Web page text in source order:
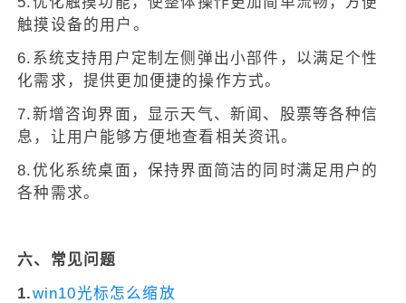
触摸设备的用户。
6.系统支持用户定制左侧弹出小部件，以满足个性
化需求，提供更加便捷的操作方式。
7.新增咨询界面，显示天气、新闻、股票等各种信
息，让用户能够方便地查看相关资讯。
8.优化系统桌面，保持界面简洁的同时满足用户的
各种需求。
六、常见问题
1.win10光标怎么缩放